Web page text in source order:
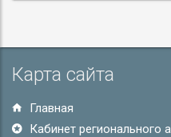
Карта сайта
Главная
Кабинет регионального